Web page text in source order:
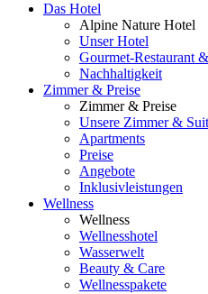
Das Hotel
Alpine Nature Hotel
Unser Hotel
Gourmet-Restaurant
Nachhaltigkeit
Zimmer & Preise
Zimmer & Preise
Unsere Zimmer &
Apartments
Preise
Angebote
Inklusivleistungen
Wellness
Wellness
Wellnesshotel
Wasserwelt
Beauty & Care
Wellnesspakete